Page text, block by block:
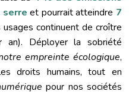
serre et pourrait atteindre 7
usages continuent de croître
Déployer la sobriété
empreinte écologique,
droits humains, tout en
pour nos sociétés